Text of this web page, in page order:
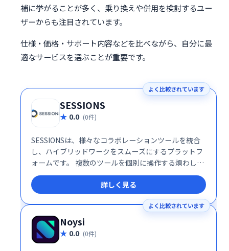
補に挙がることが多く、乗り換えや併用を検討するユー
ザーからも注目されています。
仕様・価格・サポート内容などを比べながら、自分に最
適なサービスを選ぶことが重要です。
よく比較されています
SESSIONS
0.0 (0件)
SESSIONSは、様々なコラボレーションツールを統合
し、ハイブリッドワークをスムーズにするプラットフ
ォームです。 複数のツールを個別に操作する煩わしさ
を解消し、1つの場所で全てのコミュニケーションを
管理できます。 効率的な情報共有と円滑なチームワー
クを実現し、生産性の向上に貢献します。
詳しく見る
よく比較されています
Noysi
0.0 (0件)